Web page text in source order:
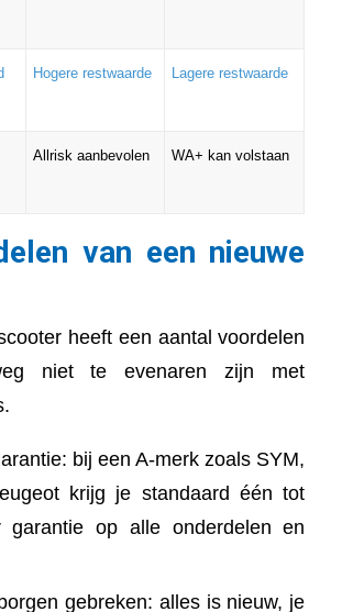
Hogere restwaarde Lagere restwaarde
Allrisk aanbevolen WA+ kan volstaan
van een nieuwe
heeft een aantal voordelen
niet te evenaren zijn met
bij een A-merk zoals SYM,
krijg je standaard één tot
garantie op alle onderdelen en
gebreken: alles is nieuw, je